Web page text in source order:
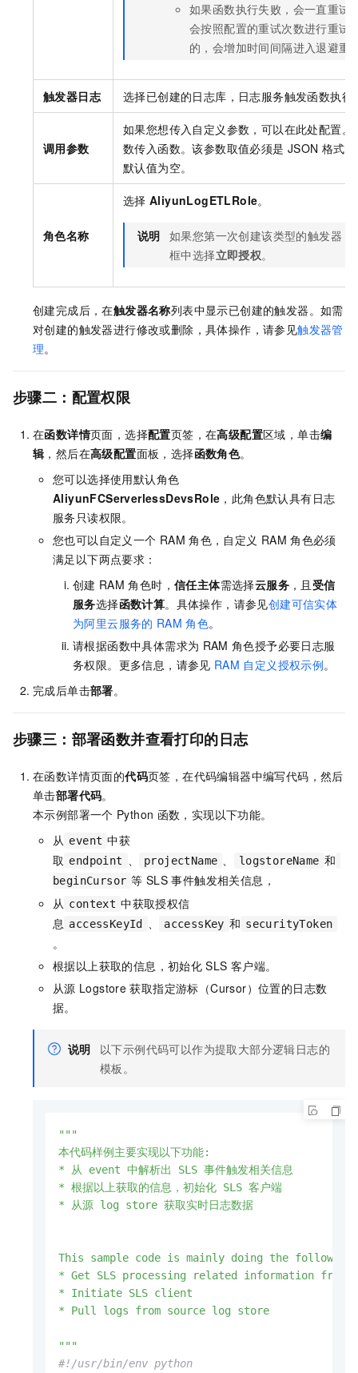
如果函数执行失败，会一直重试
会按照配置的重试次数进行重试
的，会增加时间间隔进入退避重
触发器日志 选择已创建的日志库，日志服务触发函数执
调用参数
如果您想传入自定义参数，可以在此处配置。
数传入函数。该参数取值必须是 JSON 格式
默认值为空。
角色名称
选择 AliyunLogETLRole。
说明 如果您第一次创建该类型的触发器，
框中选择立即授权。
创建完成后，在触发器名称列表中显示已创建的触发器。如需
对创建的触发器进行修改或删除，具体操作，请参见触发器管
理。
步骤二： 配置权限
在函数详情页面，选择配置页签，在高级配置区域，单击编
辑 ，然后在高级配置面板，选择函数角色。
您可以选择使用默认角色
AliyunFCServerlessDevsRole ，此角色默认具有日志
服务只读权限。
您也可以自定义一个 RAM 角色，自定义 RAM 角色必须
满足以下两点要求：
创建 RAM 角色时， 信任主体需选择云服务 ，且 受信
服务选择函数计算。具体操作，请参见创建可信实体
为阿里云服务的 RAM 角色。
请根据函数中具体需求为 RAM 角色授予必要日志服
务权限。更多信息，请参见 RAM 自定义授权示例。
完成后单击部署。
步骤三：部署函数并查看打印的日志
在函数详情页面的代码页签，在代码编辑器中编写代码，然后
单击部署代码。
本示例部署一个 Python 函数，实现以下功能。
从 event 中获
取 endpoint 、 projectName 、 logstoreName 和
beginCursor 等 SLS 事件触发相关信息，
从 context 中获取授权信
息 accessKeyId 、 accessKey 和 securityToken
。
根据以上获取的信息，初始化 SLS 客户端。
从源 Logstore 获取指定游标（Cursor）位置的日志数
据。
说明
以下示例代码可以作为提取大部分逻辑日志的
模板。
"""
本代码样例主要实现以下功能:
* 从 event 中解析出 SLS 事件触发相关信息
* 根据以上获取的信息，初始化 SLS 客户端
* 从源 log store 获取实时日志数据
This sample code is mainly doing the
* Get SLS processing related information from
* Initiate SLS client
* Pull logs from source log store
"""
#!/usr/bin/env python